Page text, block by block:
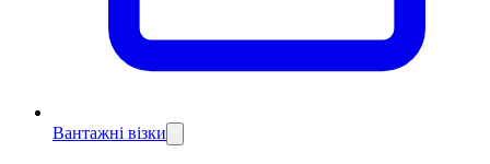
Вантажні візки